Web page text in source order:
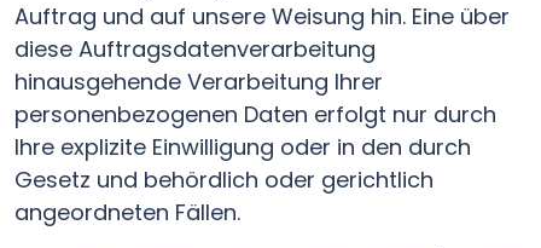
Auftrag und auf unsere Weisung hin. Eine über
diese Auftragsdatenverarbeitung
hinausgehende Verarbeitung Ihrer
personenbezogenen Daten erfolgt nur durch
Ihre explizite Einwilligung oder in den durch
Gesetz und behördlich oder gerichtlich
angeordneten Fällen.